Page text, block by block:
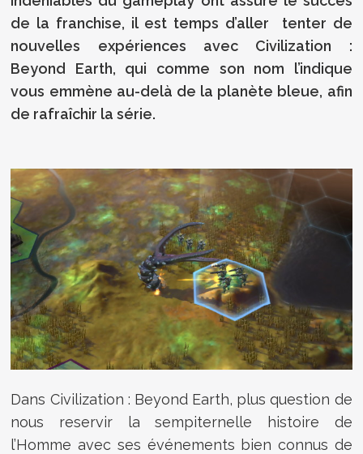
de la franchise, il est temps d’aller tenter de
nouvelles expériences avec Civilization :
Beyond Earth, qui comme son nom l’indique
vous emmène au-delà de la planète bleue, afin
de rafraîchir la série.
Dans Civilization : Beyond Earth, plus question de
nous reservir la sempiternelle histoire de
l’Homme avec ses événements bien connus de